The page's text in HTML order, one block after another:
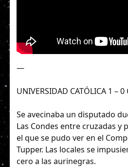
—
UNIVERSIDAD CATÓLICA 1 –
Se avecinaba un disputado
Las Condes entre cruzadas y
el que se pudo ver en el
Tupper. Las locales se
cero a las aurinegras.